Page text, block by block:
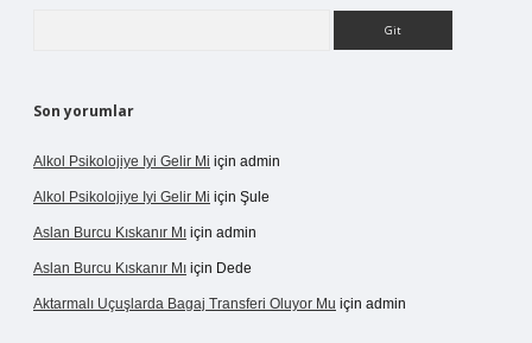
Son yorumlar
Alkol Psikolojiye Iyi Gelir Mi için admin
Alkol Psikolojiye Iyi Gelir Mi için Şule
Aslan Burcu Kıskanır Mı için admin
Aslan Burcu Kıskanır Mı için Dede
Aktarmalı Uçuşlarda Bagaj Transferi Oluyor Mu için admin